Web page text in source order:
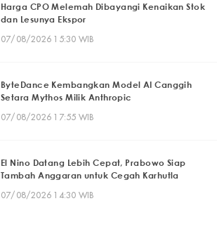
Harga CPO Melemah Dibayangi Kenaikan Stok
dan Lesunya Ekspor
07/08/2026 15:30 WIB
ByteDance Kembangkan Model AI Canggih
Setara Mythos Milik Anthropic
07/08/2026 17:55 WIB
El Nino Datang Lebih Cepat, Prabowo Siap
Tambah Anggaran untuk Cegah Karhutla
07/08/2026 14:30 WIB